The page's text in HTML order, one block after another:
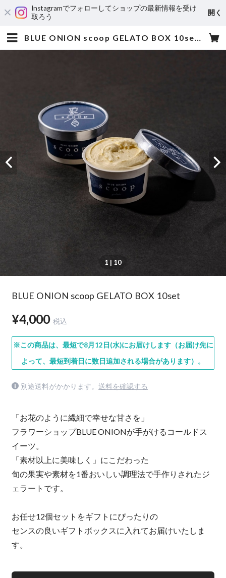
Instagramでフォローしてショップの最新情報を受け
取ろう
開く
BLUE ONION scoop GELATO BOX 10set | blueonion
1 | 10
BLUE ONION scoop GELATO BOX 10set
¥4,000 税込
※この商品は、最短で8月12日(水)にお届けします（お届け先に
よって、最短到着日に数日追加される場合があります）。
別途送料がかかります。 送料を確認する
「お花のように繊細で幸せな甘さを」
フラワーショップBLUE ONIONが手がけるコールドス
イーツ。
「素材以上に美味しく」にこだわった
旬の果実や素材を1番おいしい調理法で手作りされたジ
ェラートです。
お任せ12個セットをギフトにぴったりの
センスの良いギフトボックスに入れてお届けいたしま
す。